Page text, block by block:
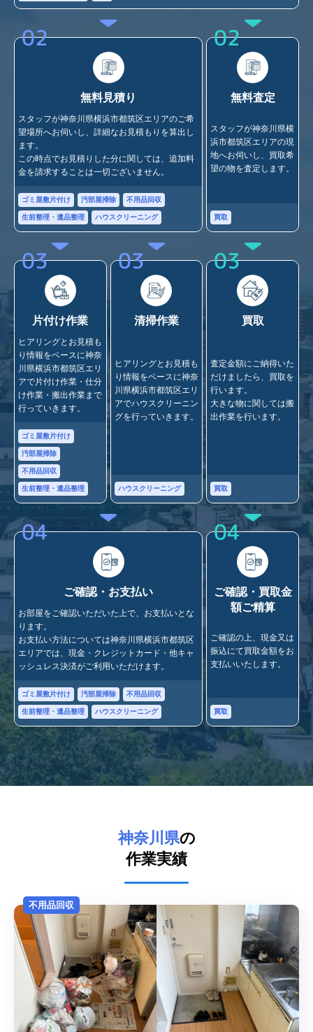
02
無料見積り
スタッフが神奈川県横浜市都筑区エリアのご希
望場所へお伺いし、詳細なお見積もりを算出し
ます。
この時点でお見積りした分に関しては、追加料
金を請求することは一切ございません。
ゴミ屋敷片付け 汚部屋掃除 不用品回収
生前整理・遺品整理 ハウスクリーニング
02
無料査定
スタッフが神奈川県横
浜市都筑区エリアの現
地へお伺いし、買取希
望の物を査定します。
買取
03
片付け作業
ヒアリングとお見積も
り情報をベースに神奈
川県横浜市都筑区エリ
アで片付け作業・仕分
け作業・搬出作業まで
行っていきます。
ゴミ屋敷片付け
汚部屋掃除
不用品回収
生前整理・遺品整理
03
清掃作業
ヒアリングとお見積も
り情報をベースに神奈
川県横浜市都筑区エリ
アでハウスクリーニン
グを行っていきます。
ハウスクリーニング
03
買取
査定金額にご納得いた
だけましたら、買取を
行います。
大きな物に関しては搬
出作業を行います。
買取
04
ご確認・お支払い
お部屋をご確認いただいた上で、お支払いとな
ります。
お支払い方法については神奈川県横浜市都筑区
エリアでは、現金・クレジットカード・他キャ
ッシュレス決済がご利用いただけます。
ゴミ屋敷片付け 汚部屋掃除 不用品回収
生前整理・遺品整理 ハウスクリーニング
04
ご確認・買取金
額ご精算
ご確認の上、現金又は
振込にて買取金額をお
支払いいたします。
買取
神奈川県の
作業実績
不用品回収